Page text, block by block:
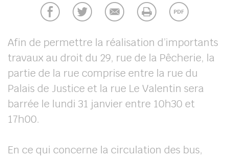
Afin de permettre la réalisation d’importants
travaux au droit du 29, rue de la Pêcherie, la
partie de la rue comprise entre la rue du
Palais de Justice et la rue Le Valentin sera
barrée le lundi 31 janvier entre 10h30 et
17h00.
En ce qui concerne la circulation des bus,